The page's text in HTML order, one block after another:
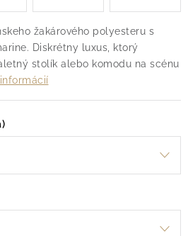
žakárového polyesteru s
Diskrétny luxus, ktorý
stolík alebo komodu na scénu